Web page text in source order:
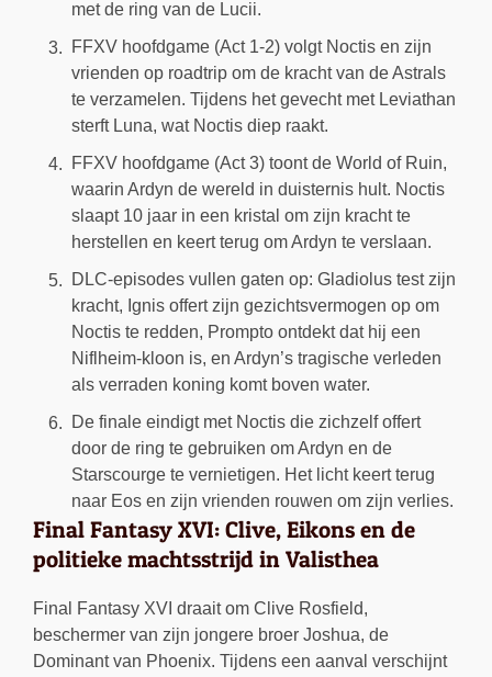
met de ring van de Lucii.
FFXV hoofdgame (Act 1-2) volgt Noctis en zijn
vrienden op roadtrip om de kracht van de Astrals
te verzamelen. Tijdens het gevecht met Leviathan
sterft Luna, wat Noctis diep raakt.
FFXV hoofdgame (Act 3) toont de World of Ruin,
waarin Ardyn de wereld in duisternis hult. Noctis
slaapt 10 jaar in een kristal om zijn kracht te
herstellen en keert terug om Ardyn te verslaan.
DLC-episodes vullen gaten op: Gladiolus test zijn
kracht, Ignis offert zijn gezichtsvermogen op om
Noctis te redden, Prompto ontdekt dat hij een
Niflheim-kloon is, en Ardyn’s tragische verleden
als verraden koning komt boven water.
De finale eindigt met Noctis die zichzelf offert
door de ring te gebruiken om Ardyn en de
Starscourge te vernietigen. Het licht keert terug
naar Eos en zijn vrienden rouwen om zijn verlies.
Final Fantasy XVI: Clive, Eikons en de
politieke machtsstrijd in Valisthea
Final Fantasy XVI draait om Clive Rosfield,
beschermer van zijn jongere broer Joshua, de
Dominant van Phoenix. Tijdens een aanval verschijnt